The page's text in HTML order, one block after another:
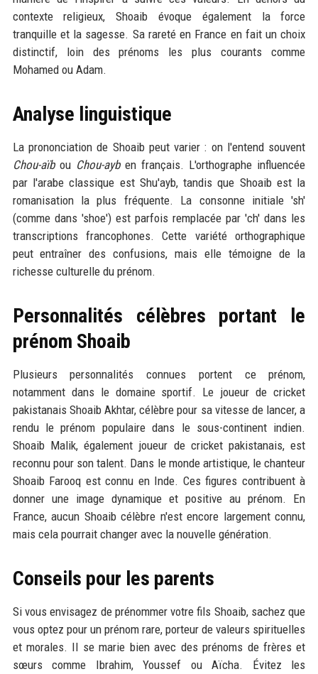
contexte religieux, Shoaib évoque également la force
tranquille et la sagesse. Sa rareté en France en fait un choix
distinctif, loin des prénoms les plus courants comme
Mohamed ou Adam.
Analyse linguistique
La prononciation de Shoaib peut varier : on l'entend souvent
Chou-aïbou Chou-ayben français. L'orthographe influencée
par l'arabe classique est Shu'ayb, tandis que Shoaib est la
romanisation la plus fréquente. La consonne initiale 'sh'
(comme dans 'shoe') est parfois remplacée par 'ch' dans les
transcriptions francophones. Cette variété orthographique
peut entraîner des confusions, mais elle témoigne de la
richesse culturelle du prénom.
Personnalités célèbres portant le
prénom Shoaib
Plusieurs personnalités connues portent ce prénom,
notamment dans le domaine sportif. Le joueur de cricket
pakistanais Shoaib Akhtar, célèbre pour sa vitesse de lancer, a
rendu le prénom populaire dans le sous-continent indien.
Shoaib Malik, également joueur de cricket pakistanais, est
reconnu pour son talent. Dans le monde artistique, le chanteur
Shoaib Farooq est connu en Inde. Ces figures contribuent à
donner une image dynamique et positive au prénom. En
France, aucun Shoaib célèbre n'est encore largement connu,
mais cela pourrait changer avec la nouvelle génération.
Conseils pour les parents
Si vous envisagez de prénommer votre fils Shoaib, sachez que
vous optez pour un prénom rare, porteur de valeurs spirituelles
et morales. Il se marie bien avec des prénoms de frères et
sœurs comme Ibrahim, Youssef ou Aïcha. Évitez les